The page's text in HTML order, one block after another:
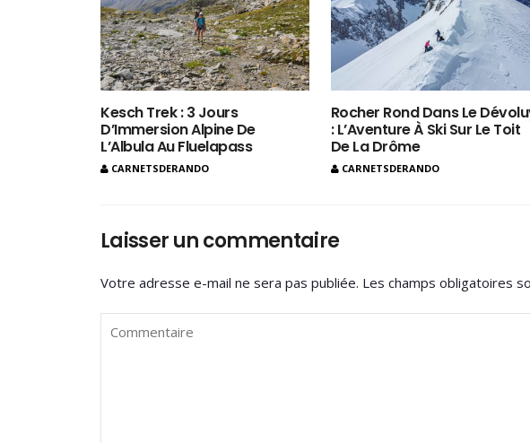
Kesch Trek : 3 Jours
D’Immersion Alpine De
L’Albula Au Fluelapass
CARNETSDERANDO
Rocher Rond Dans Le
: L’Aventure À Ski Sur Le Toit
De La Drôme
CARNETSDERANDO
Laisser un commentaire
Votre adresse e-mail ne sera pas publiée. Les champs obligatoires